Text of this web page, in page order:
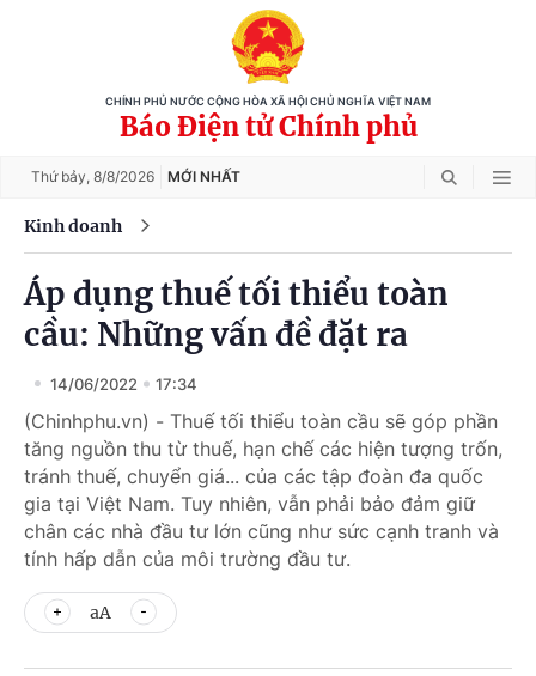
CHÍNH PHỦ NƯỚC CỘNG HÒA XÃ HỘI CHỦ NGHĨA VIỆT NAM
Báo Điện tử Chính phủ
Thứ bảy, 8/8/2026 MỚI NHẤT
Kinh doanh
Áp dụng thuế tối thiểu toàn
cầu: Những vấn đề đặt ra
14/06/2022 17:34
(Chinhphu.vn) - Thuế tối thiểu toàn cầu sẽ góp phần
tăng nguồn thu từ thuế, hạn chế các hiện tượng trốn,
tránh thuế, chuyển giá... của các tập đoàn đa quốc
gia tại Việt Nam. Tuy nhiên, vẫn phải bảo đảm giữ
chân các nhà đầu tư lớn cũng như sức cạnh tranh và
tính hấp dẫn của môi trường đầu tư.
aA